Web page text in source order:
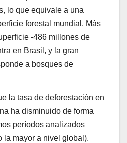
lo que equivale a una
forestal mundial. Más
-486 millones de
en Brasil, y la gran
a bosques de
la tasa de deforestación en
ha disminuido de forma
períodos analizados
la mayor a nivel global).